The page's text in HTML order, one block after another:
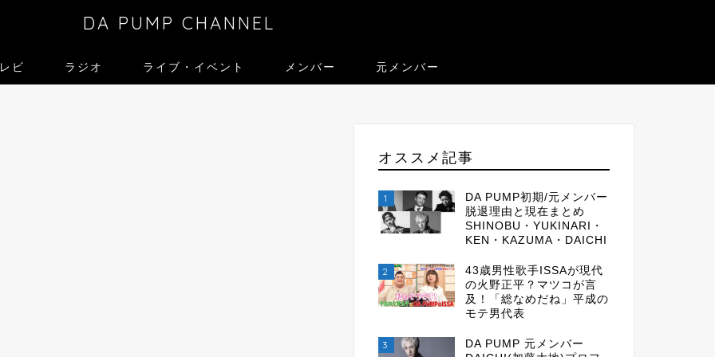
DA PUMP CHANNEL
ビ ラジオ ライブ・イベント メンバー 元メンバー
オススメ記事
1
DA PUMP初期/元メンバー
脱退理由と現在まとめ
SHINOBU・YUKINARI・
KEN・KAZUMA・DAICHI
2
43歳男性歌手ISSAが現代
の火野正平？マツコが言
及！「総なめだね」平成の
モテ男代表
3
DA PUMP 元メンバー